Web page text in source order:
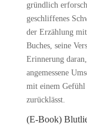
gründlich
geschliffenes
der Erzählung
Buches, seine
Erinnerung
angemessene
mit einem Gefühl
zurücklässt.
(E-Book)